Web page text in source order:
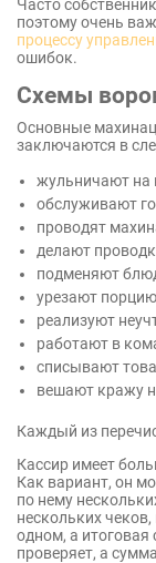
Часто
поэтому очень
процессу
ошибок.
Схемы
Основные
заключаются в
жульничают на
обслуживают
проводят
делают
подменяют
урезают
реализуют
работают в
списывают
вешают кражу
Каждый из
Кассир имеет
Как вариант, он
по нему
нескольких
одном, а итоговая
проверяет, а